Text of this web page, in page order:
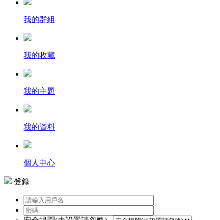
我的群組
我的收藏
我的主題
我的資料
個人中心
登錄